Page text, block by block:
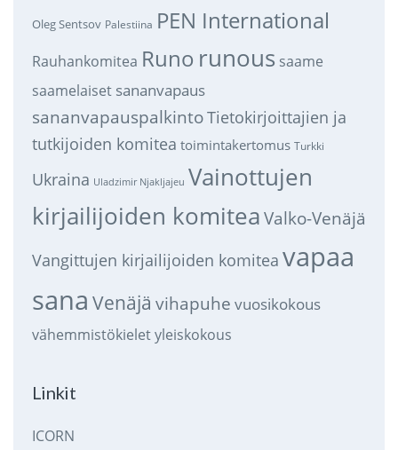
Oleg Sentsov Palestiina PEN International
Rauhankomitea Runo runous saame
saamelaiset sananvapaus
sananvapauspalkintoTietokirjoittajien ja
tutkijoiden komitea toimintakertomus Turkki
Ukraina Uladzimir Njakljajeu Vainottujen
kirjailijoiden komitea Valko-Venäjä
Vangittujen kirjailijoiden komitea vapaa
sana Venäjä vihapuhe vuosikokous
vähemmistökieletyleiskokous
Linkit
ICORN